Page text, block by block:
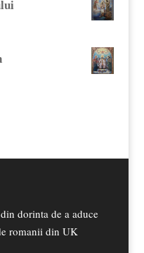
dorinta de a aduce
romanii din UK